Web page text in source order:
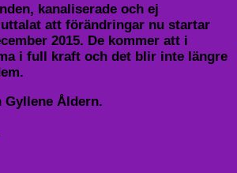
kanaliserade och ej
att förändringar nu startar
2015. De kommer att i
i full kraft och det blir inte längre
Gyllene Åldern.